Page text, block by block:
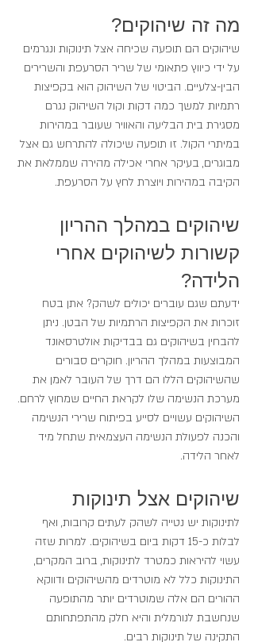
מה זה שיהוקים?
שיהוקים הם תופעה שכיחה אצל תינוקות ונגרמים
על ידי כיווץ פתאומי של שריר הסרעפת והשרירים
הבין-צלעיים. הביטוי של השיהוק הוא בקפיצות
רתמיות למשך כמה דקות וקול השיהוק נגרם
מסגירת בית הבליעה והאוויר שעובר במהירות
במיתרי הקול. זו תופעה שיכולה להתרחש גם אצל
מבוגרים, בעיקר אחרי אכילה מהירה שממלאת את
הקיבה במהירות ויוצרת לחץ על הסרעפת.
שיהוקים במהלך ההריון
קשורות לשיהוקים אחרי
הלידה?
ידעתם שגם עוברים יכולים לשהק? אתן בטח
זוכרות את הקפיצות הרתמיות של הבטן. ניתן
להבחין בשיהוקים גם בבדיקות אולטרסאונד
המבוצעות במהלך ההריון. חוקרים סבורים
שהשיהוקים הללו הם דרך של העובר לאמן את
מערכת הנשימה שלו לקראת החיים שמחוץ לרחם.
השיהוקים עשויים לסייע בפיתוח שרירי הנשימה
והכנה לפעולת הנשימה העצמאית שתחל מיד
לאחר הלידה.
שיהוקים אצל תינוקות
לתינוקות יש נטייה לשהק לעתים קרובות, ואף
לבלות כ-15 דקות ביום בשיהוקים. למרות שזה
עשוי להיראות כמטרד לתינוקות, ברוב המקרים,
התינוקות כלל לא מוטרדים מהשיהוקים ודווקא
ההורים הם אלה שמוטרדים יותר מהתופעה
שנחשבת לנורמלית והיא חלק מהתפתחותם
התקינה של תינוקות רבים.